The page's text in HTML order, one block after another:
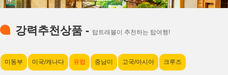
강력추천상품 - 탑트래블이 추천하는 탑여행!
미동부 미국/캐나다 유럽 중남미 고국/아시아 크루즈